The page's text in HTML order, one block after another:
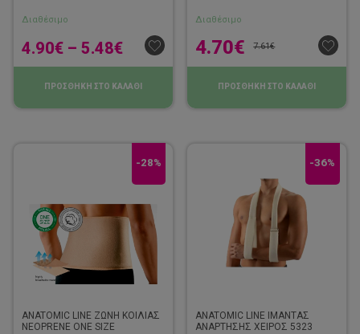
Διαθέσιμο
4.90€ – 5.48€
ΠΡΟΣΘΗΚΗ ΣΤΟ ΚΑΛΑΘΙ
Διαθέσιμο
7.61€
4.70€
ΠΡΟΣΘΗΚΗ ΣΤΟ ΚΑΛΑΘΙ
-28%
ANATOMIC LINE ΖΩΝΗ ΚΟΙΛΙΑΣ
NEOPRENE ONE SIZE
-36%
ANATOMIC LINE ΙΜΑΝΤΑΣ
ΑΝΑΡΤΗΣΗΣ ΧΕΙΡΟΣ 5323